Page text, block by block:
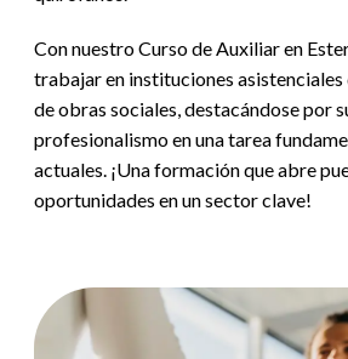
Con nuestroCurso de Auxiliar en
trabajar en instituciones asistenciales
de obras sociales, destacándose por
profesionalismo en una tarea
actuales. ¡Una formación que abre
oportunidades en un sector clave!